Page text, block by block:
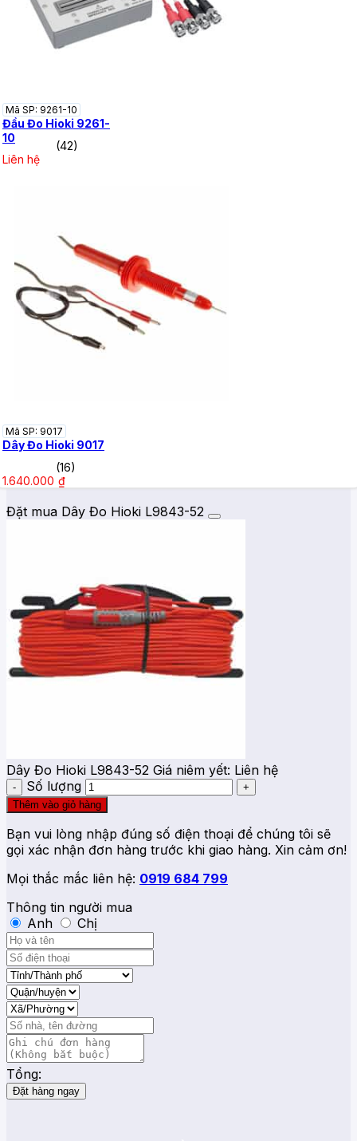
Mã SP: 9261-10
Đầu Đo Hioki 9261-
10
(42)
Liên hệ
Mã SP: 9017
Dây Đo Hioki 9017
(16)
1.640.000 ₫
Đặt mua Dây Đo Hioki L9843-52
Dây Đo Hioki L9843-52 Giá niêm yết: Liên hệ
Số lượng
Thêm vào giỏ hàng
Bạn vui lòng nhập đúng số điện thoại để chúng tôi sẽ
gọi xác nhận đơn hàng trước khi giao hàng. Xin cảm ơn!
Mọi thắc mắc liên hệ: 0919 684 799
Thông tin người mua
Anh
Chị
Tổng:
Đặt hàng ngay